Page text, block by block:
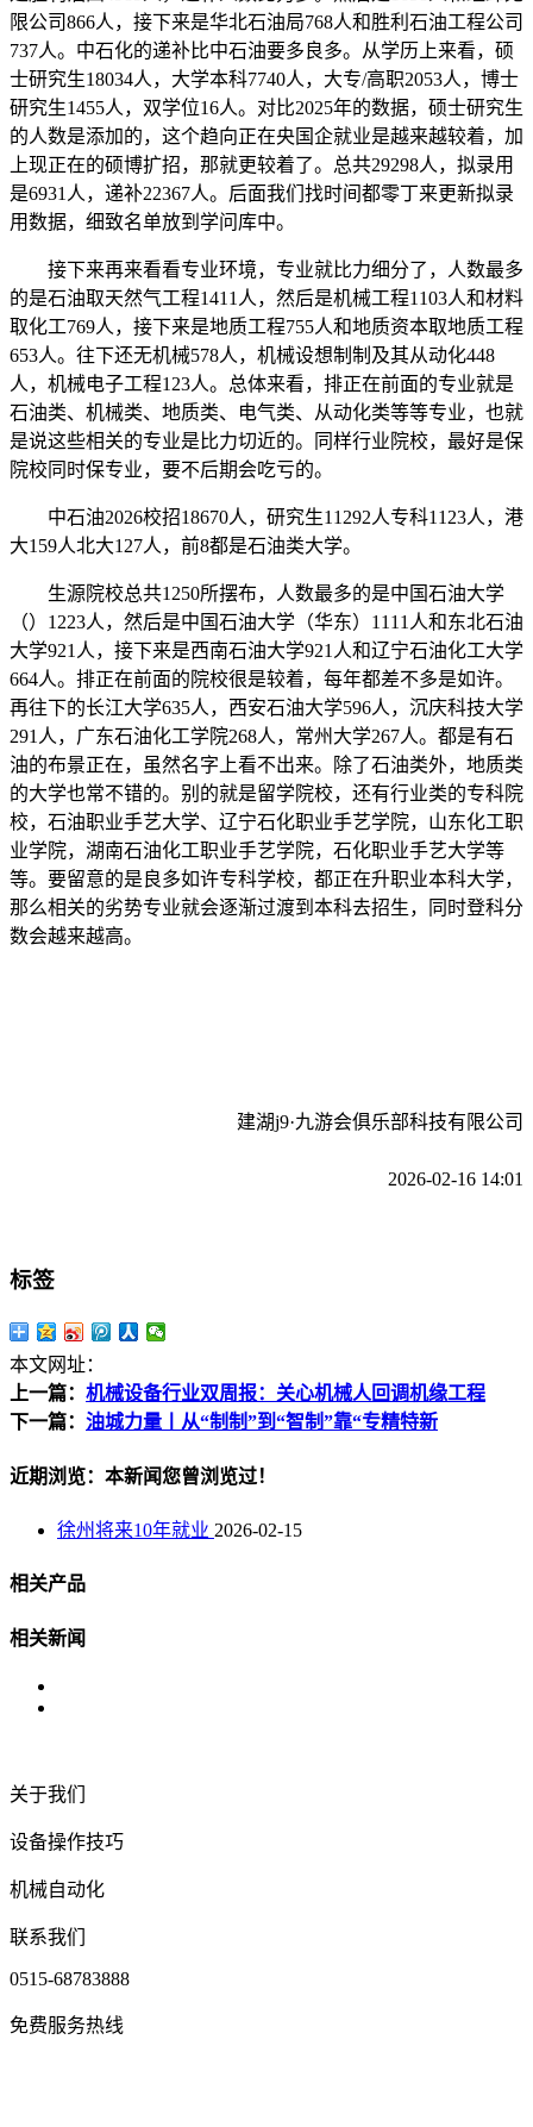
限公司866人，接下来是华北石油局768人和胜利石油工程公司
737人。中石化的递补比中石油要多良多。从学历上来看，硕
士研究生18034人，大学本科7740人，大专/高职2053人，博士
研究生1455人，双学位16人。对比2025年的数据，硕士研究生
的人数是添加的，这个趋向正在央国企就业是越来越较着，加
上现正在的硕博扩招，那就更较着了。总共29298人，拟录用
是6931人，递补22367人。后面我们找时间都零丁来更新拟录
用数据，细致名单放到学问库中。
接下来再来看看专业环境，专业就比力细分了，人数最多
的是石油取天然气工程1411人，然后是机械工程1103人和材料
取化工769人，接下来是地质工程755人和地质资本取地质工程
653人。往下还无机械578人，机械设想制制及其从动化448
人，机械电子工程123人。总体来看，排正在前面的专业就是
石油类、机械类、地质类、电气类、从动化类等等专业，也就
是说这些相关的专业是比力切近的。同样行业院校，最好是保
院校同时保专业，要不后期会吃亏的。
中石油2026校招18670人，研究生11292人专科1123人，港
大159人北大127人，前8都是石油类大学。
生源院校总共1250所摆布，人数最多的是中国石油大学
（）1223人，然后是中国石油大学（华东）1111人和东北石油
大学921人，接下来是西南石油大学921人和辽宁石油化工大学
664人。排正在前面的院校很是较着，每年都差不多是如许。
再往下的长江大学635人，西安石油大学596人，沉庆科技大学
291人，广东石油化工学院268人，常州大学267人。都是有石
油的布景正在，虽然名字上看不出来。除了石油类外，地质类
的大学也常不错的。别的就是留学院校，还有行业类的专科院
校，石油职业手艺大学、辽宁石化职业手艺学院，山东化工职
业学院，湖南石油化工职业手艺学院，石化职业手艺大学等
等。要留意的是良多如许专科学校，都正在升职业本科大学，
那么相关的劣势专业就会逐渐过渡到本科去招生，同时登科分
数会越来越高。
建湖j9·九游会俱乐部科技有限公司
2026-02-16 14:01
标签
本文网址：
上一篇： 机械设备行业双周报：关心机械人回调机缘工程
下一篇： 油城力量丨从“制制”到“智制”靠“专精特新
近期浏览：本新闻您曾浏览过！
徐州将来10年就业 2026-02-15
相关产品
相关新闻
关于我们
设备操作技巧
机械自动化
联系我们
0515-68783888
免费服务热线